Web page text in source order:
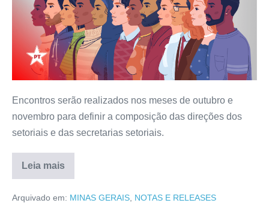
Encontros serão realizados nos meses de outubro e
novembro para definir a composição das direções dos
setoriais e das secretarias setoriais.
Leia mais
Arquivado em: MINAS GERAIS NOTAS E RELEASES